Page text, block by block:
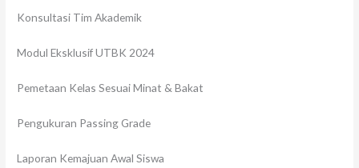
Konsultasi Tim Akademik
Modul Eksklusif UTBK 2024
Pemetaan Kelas Sesuai Minat & Bakat
Pengukuran Passing Grade
Laporan KemajuanAwal Siswa